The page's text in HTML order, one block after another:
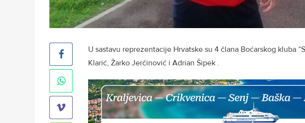
U sastavu reprezentacije Hrvatske su 4 člana Boćarskog kluba
Klarić, Žarko Jerčinović i Adrian Šipek .